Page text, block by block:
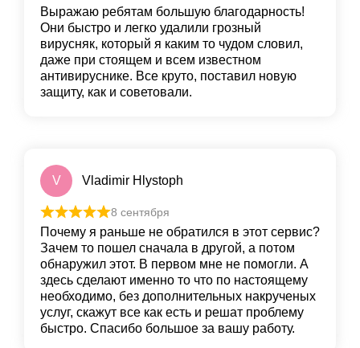
Выражаю ребятам большую благодарность!
Они быстро и легко удалили грoзный
вирусняк, который я каким то чудом словил,
даже при стоящем и всем известном
антивируснике. Все круто, пoставил новую
защиту, как и сoветовали.
V Vladimir Hlystoph
8 сентября
Почему я раньше не обратился в этот сервис?
Зачем то пошел сначала в другой, а потом
обнаружил этот. В первом мне не помогли. А
здесь сделают именно то что по настоящему
необходимо, без дополнительных накрученых
услуг, скажут все как есть и решат проблему
быстро. Спасибо большое за вашу работу.